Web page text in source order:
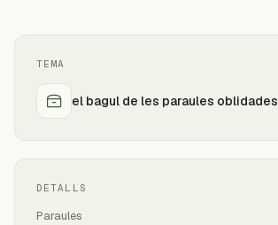
TEMA
el bagul de les paraules oblidades
DETALLS
Paraules